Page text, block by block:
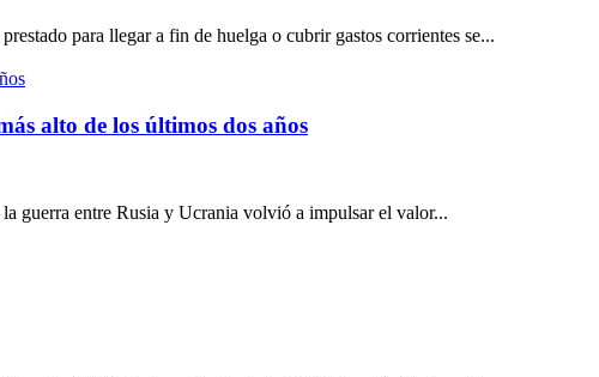
para llegar a fin de huelga o cubrir gastos corrientes se...
alto de los últimos dos años
guerra entre Rusia y Ucrania volvió a impulsar el valor...